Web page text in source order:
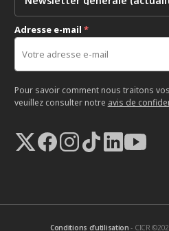
Adresse e-mail *
Pour savoir comment nous traitons
veuillez consulter notre avis de
Conditions d’utilisation - CICR